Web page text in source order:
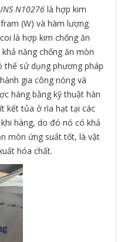
N10276 là hợp kim
(W) và hàm lượng
là hợp kim chống ăn
năng chống ăn mòn
thể sử dụng phương pháp
gia công nóng và
hàng bằng kỹ thuật hàn
kết tủa ở rìa hạt tại các
hàng, do đó nó có khả
mòn ứng suất tốt, là vật
hóa chất.